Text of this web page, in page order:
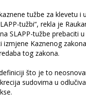
tužbe za klevetu i
tužbi“, rekla je
SLAPP-tužbe prebaciti
Kaznenog
tog zakona.
što je to
sudovima u